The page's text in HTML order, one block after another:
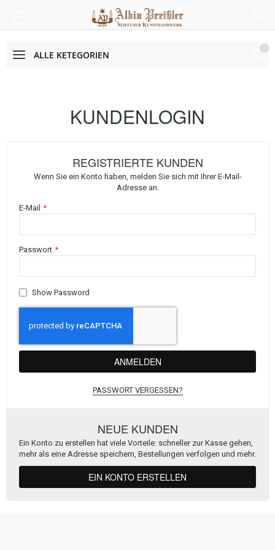
ALLE KETEGORIEN
KUNDENLOGIN
REGISTRIERTE KUNDEN
Wenn Sie ein Konto haben, melden Sie sich mit Ihrer E-Mail-
Adresse an.
E-Mail
Passwort
Show Password
ANMELDEN
PASSWORT VERGESSEN?
NEUE KUNDEN
Ein Konto zu erstellen hat viele Vorteile: schneller zur Kasse gehen,
mehr als eine Adresse speichern, Bestellungen verfolgen und mehr.
EIN KONTO ERSTELLEN